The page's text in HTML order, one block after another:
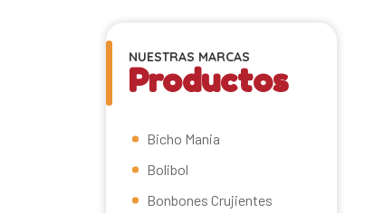
NUESTRAS MARCAS
Productos
Bicho Mania
Bolibol
Bonbones Crujientes